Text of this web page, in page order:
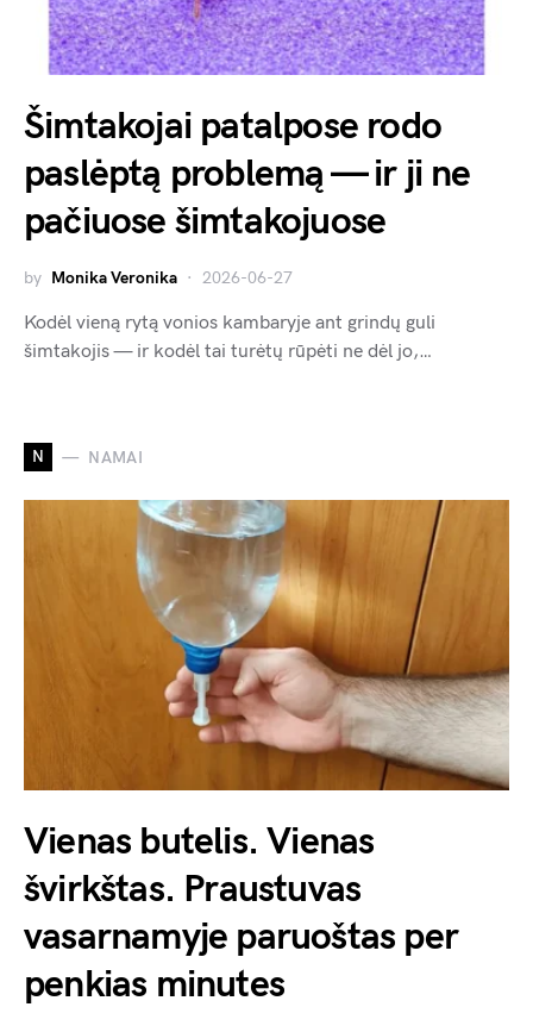
Šimtakojai patalpose rodo
paslėptą problemą — ir ji ne
pačiuose šimtakojuose
by Monika Veronika 2026-06-27
Kodėl vieną rytą vonios kambaryje ant grindų guli
šimtakojis — ir kodėl tai turėtų rūpėti ne dėl jo,…
N NAMAI
Vienas butelis. Vienas
švirkštas. Praustuvas
vasarnamyje paruoštas per
penkias minutes